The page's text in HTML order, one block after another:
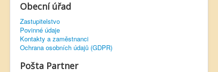
Obecní úřad
Zastupitelstvo
Povinné údaje
Kontakty a zaměstnanci
Ochrana osobních údajů (GDPR)
Pošta Partner